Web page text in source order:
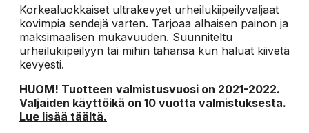
Korkealuokkaiset ultrakevyet urheilukiipeilyvaljaat
kovimpia sendejä varten. Tarjoaa alhaisen painon ja
maksimaalisen mukavuuden. Suunniteltu
urheilukiipeilyyn tai mihin tahansa kun haluat kiivetä
kevyesti.
HUOM! Tuotteen valmistusvuosi on 2021-2022.
Valjaiden käyttöikä on 10 vuotta valmistuksesta.
Lue lisää täältä.